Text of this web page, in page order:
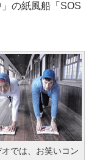
の紙風船「SOS
では、お笑いコン